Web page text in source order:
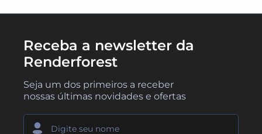
Receba a newsletter da
Renderforest
Seja um dos primeiros a receber
nossas últimas novidades e ofertas